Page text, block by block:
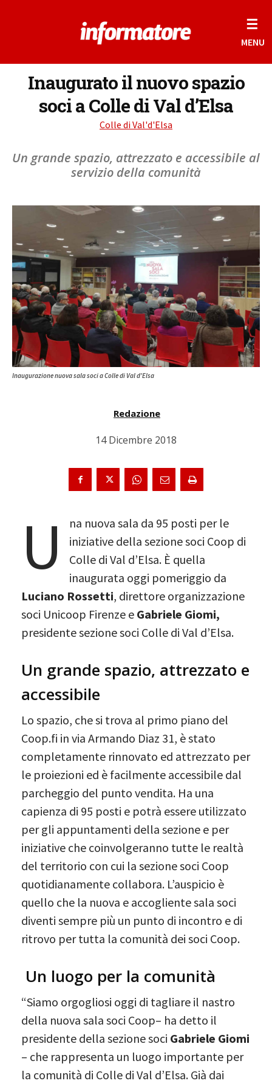
☰
MENU
Inaugurato il nuovo spazio
soci a Colle di Val d’Elsa
Colle di Val'd'Elsa
Un grande spazio, attrezzato e accessibile al
servizio della comunità
Inaugurazione nuova sala soci a Colle di Val d'Elsa
Redazione
14 Dicembre 2018
U
na nuova sala da 95 posti per le
iniziative della sezione soci Coop di
Colle di Val d’Elsa. È quella
inaugurata oggi pomeriggio da
Luciano Rossetti, direttore organizzazione
soci Unicoop Firenze e Gabriele Giomi,
presidente sezione soci Colle di Val d’Elsa.
Un grande spazio, attrezzato e
accessibile
Lo spazio, che si trova al primo piano del
Coop.fi in via Armando Diaz 31, è stato
completamente rinnovato ed attrezzato per
le proiezioni ed è facilmente accessibile dal
parcheggio del punto vendita. Ha una
capienza di 95 posti e potrà essere utilizzato
per gli appuntamenti della sezione e per
iniziative che coinvolgeranno tutte le realtà
del territorio con cui la sezione soci Coop
quotidianamente collabora. L’auspicio è
quello che la nuova e accogliente sala soci
diventi sempre più un punto di incontro e di
ritrovo per tutta la comunità dei soci Coop.
Un luogo per la comunità
“Siamo orgogliosi oggi di tagliare il nastro
della nuova sala soci Coop– ha detto il
presidente della sezione soci Gabriele Giomi
– che rappresenta un luogo importante per
la comunità di Colle di Val d’Elsa. Già dai